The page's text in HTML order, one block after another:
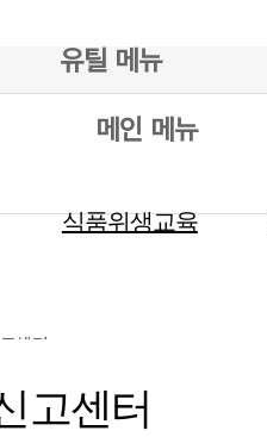
유틸 메뉴
센터
고센터
메인 메뉴
식품위생교육